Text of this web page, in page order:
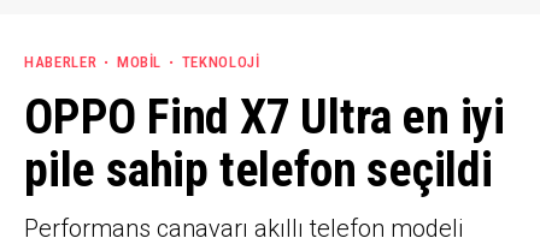
HABERLER MOBIL TEKNOLOJI
OPPO Find X7 Ultra en iyi
pile sahip telefon seçildi
Performans canavarı akıllı telefon modeli